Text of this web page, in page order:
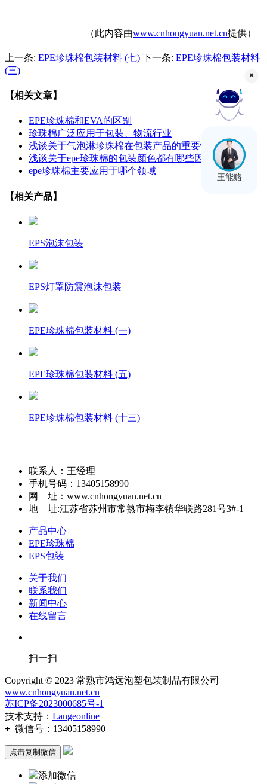
（此内容由www.cnhongyuan.net.cn提供）
上一条: EPE珍珠棉包装材料 (七) 下一条: EPE珍珠棉包装材料
(三)
【相关文章】
EPE珍珠棉和EVA的区别
珍珠棉广泛应用于包装、物流行业
浅谈关于气泡淋珍珠棉在包装产品的重要性
浅谈关于epe珍珠棉的包装颜色都有哪些因素
epe珍珠棉主要应用于哪个领域
【相关产品】
EPS泡沫包装
EPS灯罩防震泡沫包装
EPE珍珠棉包装材料 (一)
EPE珍珠棉包装材料 (五)
EPE珍珠棉包装材料 (十三)
联系人：王经理
手机号码：13405158990
网 址：www.cnhongyuan.net.cn
地 址:江苏省苏州市常熟市梅李镇华联路281号3#-1
产品中心
EPE珍珠棉
EPS包装
关于我们
联系我们
新闻中心
在线留言
扫一扫
Copyright © 2023 常熟市鸿远泡塑包装制品有限公司
www.cnhongyuan.net.cn
苏ICP备2023000685号-1
技术支持： Langeonline
+ 微信号： 13405158990
点击复制微信
添加微信
在线客服
王能赂